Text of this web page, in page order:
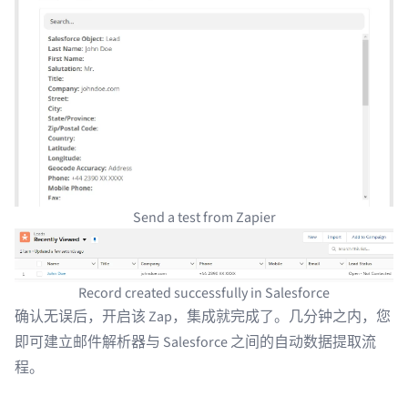
Send a test from Zapier
Record created successfully in Salesforce
确认无误后，开启该 Zap，集成就完成了。几分钟之内，您
即可建立邮件解析器与 Salesforce 之间的自动数据提取流
程。